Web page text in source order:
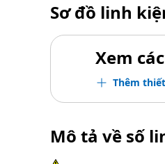
Sơ đồ linh
Xem
Thêm
Mô tả về số